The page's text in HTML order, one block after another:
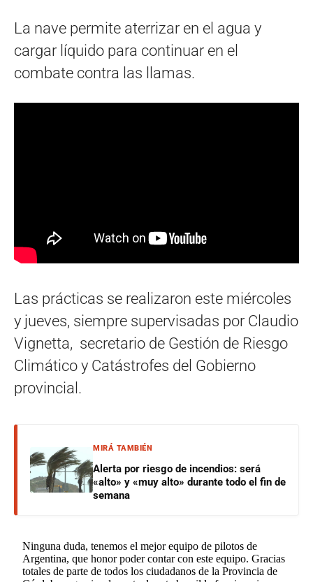
La nave permite aterrizar en el agua y
cargar líquido para continuar en el
combate contra las llamas.
Las prácticas se realizaron este miércoles
y jueves, siempre supervisadas por Claudio
Vignetta, secretario de Gestión de Riesgo
Climático y Catástrofes del Gobierno
provincial.
MIRÁ TAMBIÉN
Alerta por riesgo de incendios: será
«alto» y «muy alto» durante todo el fin de
semana
Ninguna duda, tenemos el mejor equipo de pilotos de
Argentina, que honor poder contar con este equipo. Gracias
totales de parte de todos los ciudadanos de la Provincia de